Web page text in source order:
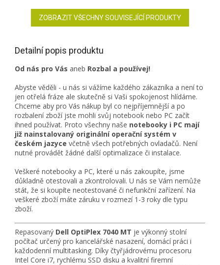
ZOBRAZIT VŠECHNY SOUVISEJÍCÍ PRODUKTY
Detailní popis produktu
Od nás pro Vás aneb Rozbal a používej!
Abyste věděli - u nás si vážíme každého zákazníka a není to
jen otřelá fráze ale skutečně si Vaši spokojenost hlídáme.
Chceme aby pro Vás nákup byl co nejpříjemnější a po
rozbalení zboží jste mohli svůj notebook nebo PC začít
ihned používat. Proto všechny naše notebooky i PC mají
již nainstalovaný originální operační systém v
českém jazyce včetně všech potřebných ovladačů. Není
nutné provádět žádné další optimalizace či instalace.
Veškeré notebooky a PC, které u nás zakoupíte, jsme
důkladně otestovali a zkontrolovali. U nás se Vám nemůže
stát, že si koupíte neotestované či nefunkční zařízení. Na
veškeré zboží máte záruku v rozmezí 1-3 roky dle typu
zboží.
Repasovaný Dell OptiPlex 7040 MT je výkonný stolní
počítač určený pro kancelářské nasazení, domácí práci i
každodenní multitasking. Díky čtyřjádrovému procesoru
Intel Core i7, rychlému SSD disku a kvalitní firemní